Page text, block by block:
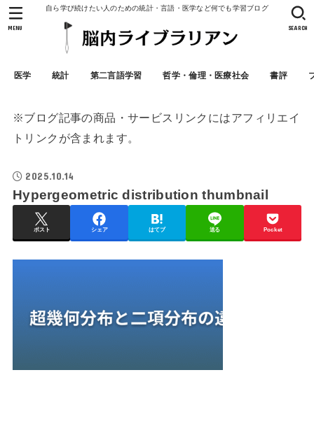
自ら学び続けたい人のための統計・言語・医学など何でも学習ブログ
医学 統計 第二言語学習 哲学・倫理・医療社会 書評
SEARCH
MENU
※ブログ記事の商品・サービスリンクにはアフィリエイ
トリンクが含まれます。
2025.10.14
Hypergeometric distribution thumbnail
ポスト シェア はてブ 送る Pocket